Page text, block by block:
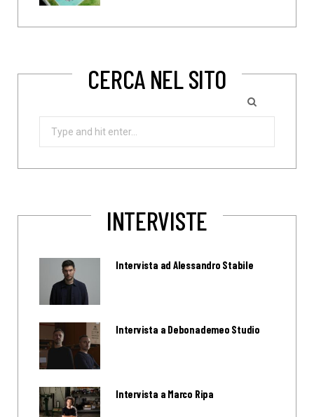
CERCA NEL SITO
Search
INTERVISTE
Intervista ad Alessandro Stabile
Intervista a Debonademeo Studio
Intervista a Marco Ripa